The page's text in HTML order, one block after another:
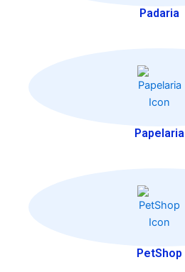
Padaria
Papelaria
PetShop